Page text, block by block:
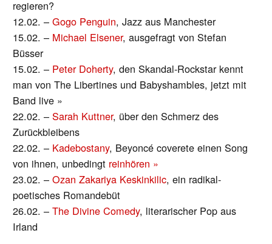
regieren?
12.02. –Gogo Penguin, Jazz aus Manchester
15.02. – Michael Elsener, ausgefragt von Stefan
Büsser
15.02. – Peter Doherty, den Skandal-Rockstar kennt
man von The Libertines und Babyshambles, jetzt mit
Band live »
22.02. –Sarah Kuttner, über den Schmerz des
Zurückbleibens
22.02. – Kadebostany, Beyoncé coverete einen Song
von ihnen, unbedingt reinhören »
23.02. –Ozan Zakariya Keskinkilic, ein radikal-
poetisches Romandebüt
26.02. –The Divine Comedy, literarischer Pop aus
Irland